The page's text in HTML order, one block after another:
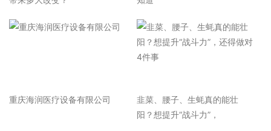
重庆海润医疗设备有限公司
韭菜、腰子、生蚝真的能壮
阳？想提升“战斗力”，